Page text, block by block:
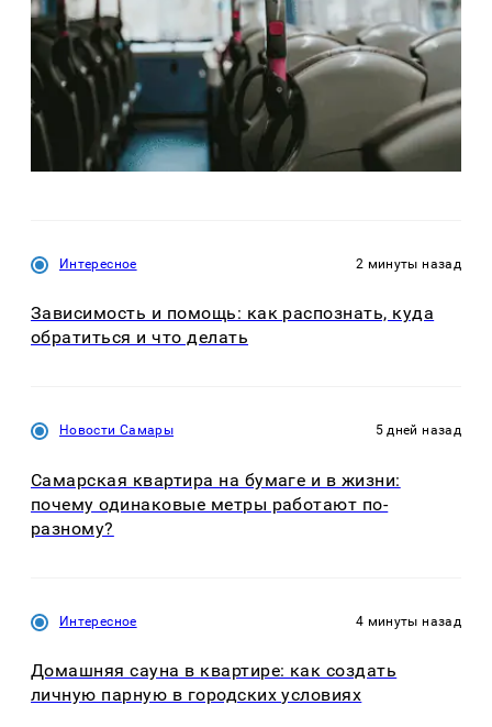
Интересное 2 минуты назад
Зависимость и помощь: как распознать, куда
обратиться и что делать
Новости Самары 5 дней назад
Самарская квартира на бумаге и в жизни:
почему одинаковые метры работают по-
разному?
Интересное 4 минуты назад
Домашняя сауна в квартире: как создать
личную парную в городских условиях